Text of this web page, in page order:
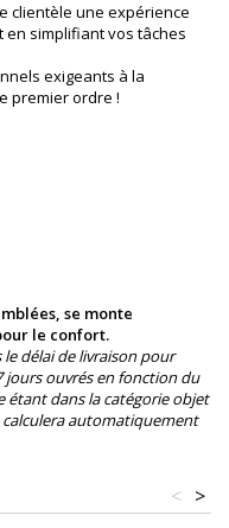
clientèle une expérience
simplifiant vos tâches
exigeants à la
premier ordre !
se monte
le confort.
délai de livraison pour
jours ouvrés en fonction du
dans la catégorie objet
automatiquement
>
<